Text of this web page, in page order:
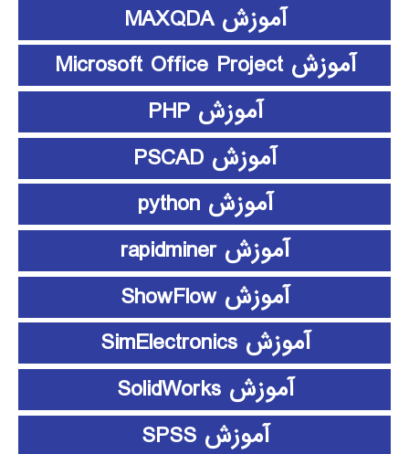
آموزش MAXQDA
آموزش Microsoft Office Project
آموزش PHP
آموزش PSCAD
آموزش python
آموزش rapidminer
آموزش ShowFlow
آموزش SimElectronics
آموزش SolidWorks
آموزش SPSS